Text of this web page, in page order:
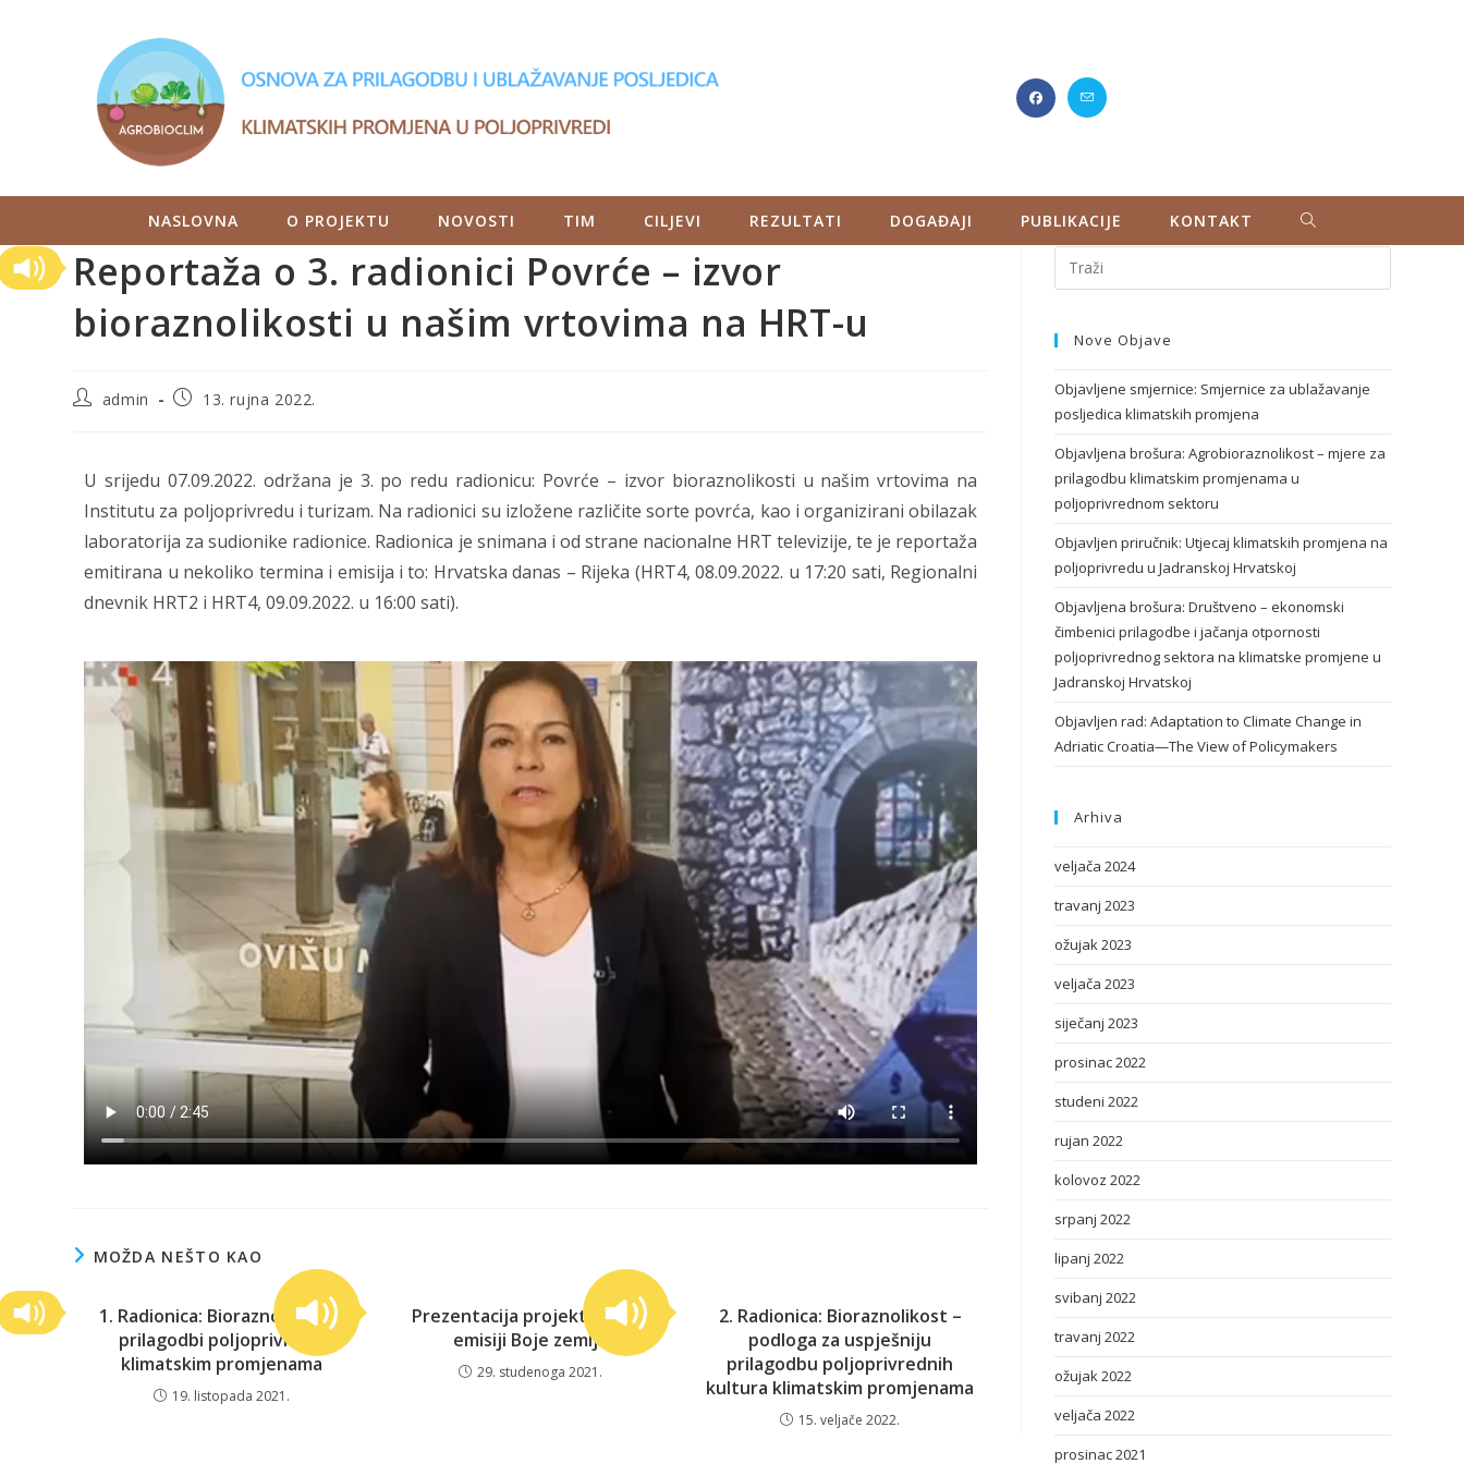
NASLOVNA O PROJEKTU NOVOSTI TIM CILJEVI REZULTATI DOGAĐAJI PUBLIKACIJE KONTAKT
Reportaža o 3. radionici Povrće – izvor
bioraznolikosti u našim vrtovima na HRT-u
admin 13. rujna 2022.
U srijedu 07.09.2022. održana je 3. po redu radionicu: Povrće – izvor bioraznolikosti u našim vrtovima na
Institutu za poljoprivredu i turizam. Na radionici su izložene različite sorte povrća, kao i organizirani obilazak
laboratorija za sudionike radionice. Radionica je snimana i od strane nacionalne HRT televizije, te je reportaža
emitirana u nekoliko termina i emisija i to: Hrvatska danas – Rijeka (HRT4, 08.09.2022. u 17:20 sati, Regionalni
dnevnik HRT2 i HRT4, 09.09.2022. u 16:00 sati).
MOŽDA NEŠTO KAO
1. Radionica: Bioraznolikost u
prilagodbi poljoprivrede
klimatskim promjenama
19. listopada 2021.
Prezentacija projekta na TV
emisiji Boje zemlje
29. studenoga 2021.
2. Radionica: Bioraznolikost –
podloga za uspješniju
prilagodbu poljoprivrednih
kultura klimatskim promjenama
15. veljače 2022.
Nove Objave
Objavljene smjernice: Smjernice za ublažavanje
posljedica klimatskih promjena
Objavljena brošura: Agrobioraznolikost – mjere za
prilagodbu klimatskim promjenama u
poljoprivrednom sektoru
Objavljen priručnik: Utjecaj klimatskih promjena na
poljoprivredu u Jadranskoj Hrvatskoj
Objavljena brošura: Društveno – ekonomski
čimbenici prilagodbe i jačanja otpornosti
poljoprivrednog sektora na klimatske promjene u
Jadranskoj Hrvatskoj
Objavljen rad: Adaptation to Climate Change in
Adriatic Croatia—The View of Policymakers
Arhiva
veljača 2024
travanj 2023
ožujak 2023
veljača 2023
siječanj 2023
prosinac 2022
studeni 2022
rujan 2022
kolovoz 2022
srpanj 2022
lipanj 2022
svibanj 2022
travanj 2022
ožujak 2022
veljača 2022
prosinac 2021